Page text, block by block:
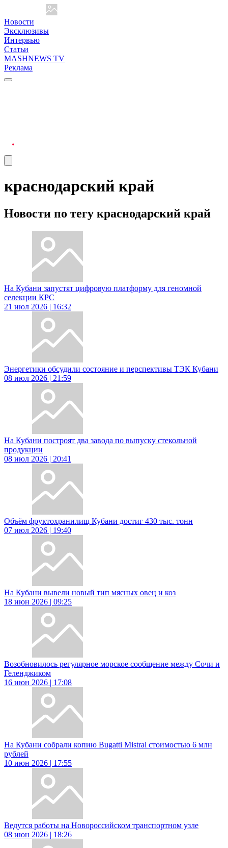
Новости
Эксклюзивы
Интервью
Статьи
MASHNEWS TV
Реклама
краснодарский край
Новости по тегу краснодарский край
На Кубани запустят цифровую платформу для геномной
селекции КРС
21 июл 2026 | 16:32
Энергетики обсудили состояние и перспективы ТЭК Кубани
08 июл 2026 | 21:59
На Кубани построят два завода по выпуску стекольной
продукции
08 июл 2026 | 20:41
Объём фруктохранилищ Кубани достиг 430 тыс. тонн
07 июл 2026 | 19:40
На Кубани вывели новый тип мясных овец и коз
18 июн 2026 | 09:25
Возобновилось регулярное морское сообщение между Сочи и
Геленджиком
16 июн 2026 | 17:08
На Кубани собрали копию Bugatti Mistral стоимостью 6 млн
рублей
10 июн 2026 | 17:55
Ведутся работы на Новороссийском транспортном узле
08 июн 2026 | 18:26